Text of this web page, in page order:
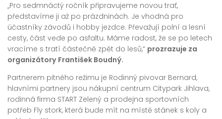
„Pro sedmnáctý ročník připravujeme novou trať,
představíme ji až po prázdninách. Je vhodná pro
účastníky závodů i hobby jezdce. Převažují polní a lesní
cesty, část vede po asfaltu. Máme radost, že se po letech
vracíme s tratí částečně zpět do lesů,“ prozrazuje za
organizátory František Boudný.
Partnerem pitného režimu je Rodinný pivovar Bernard,
hlavními partnery jsou nákupní centrum Citypark Jihlava,
rodinná firma START Zelený a prodejna sportovních
potřeb Fly stork, která bude mít na místě stánek s koly a